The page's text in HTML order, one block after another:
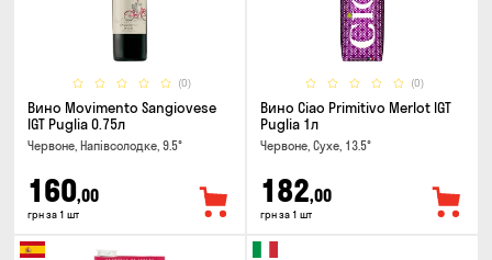
(0)
Вино Movimento Sangiovese
IGT Puglia 0.75л
Червоне, Напівсолодке, 9.5°
160,00
грн за 1 шт
(0)
Вино Ciao Primitivo Merlot IGT
Puglia 1л
Червоне, Сухе, 13.5°
182,00
грн за 1 шт